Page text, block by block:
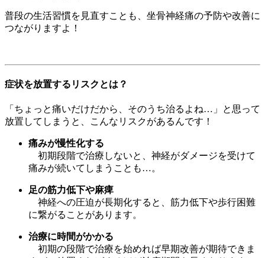
普段の生活習慣を見直すことも、坐骨神経痛の予防や改善に
つながりますよ！
症状を放置するリスクとは？
「ちょっと痛いだけだから、そのうち治るよね…」と思って
放置してしまうと、こんなリスクがあるんです！
痛みが慢性化する
初期段階で治療しないと、神経がダメージを受けて
痛みが続いてしまうことも…。
足の筋力低下や麻痺
神経への圧迫が長期化すると、筋力低下や歩行困難
に繋がることがあります。
治療に時間がかかる
初期の段階で治療を始めれば早期改善が期待できま